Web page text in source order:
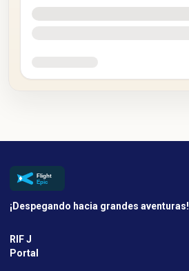
¡Despegando hacia grandes aventuras!
RIF J
Portal